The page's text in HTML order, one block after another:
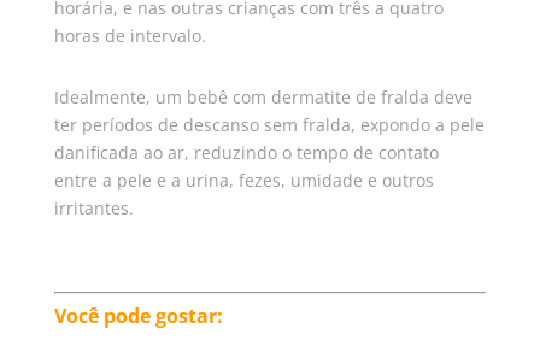
horária, e nas outras crianças com três a quatro
horas de intervalo.
Idealmente, um bebê com dermatite de fralda deve
ter períodos de descanso sem fralda, expondo a pele
danificada ao ar, reduzindo o tempo de contato
entre a pele e a urina, fezes, umidade e outros
irritantes.
Você pode gostar: